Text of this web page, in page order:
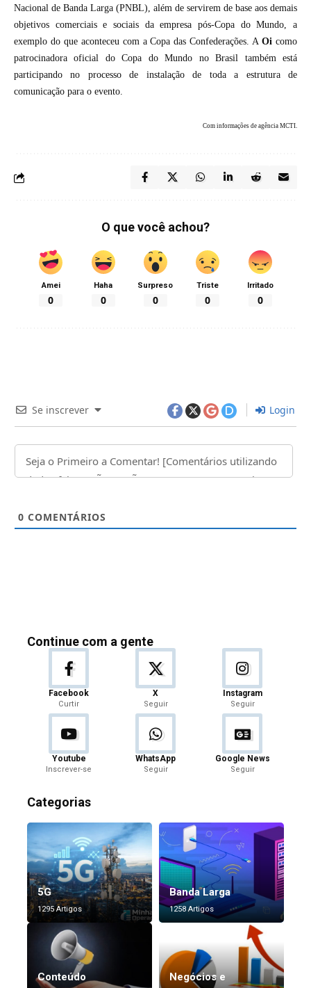
Nacional de Banda Larga (PNBL), além de servirem de base aos demais
objetivos comerciais e sociais da empresa pós-Copa do Mundo, a
exemplo do que aconteceu com a Copa das Confederações. AOi como
patrocinadora oficial do Copa do Mundo no Brasil também está
participando no processo de instalação de toda a estrutura de
comunicação para o evento.
Com informações de agência MCTI.
O que você achou?
Amei
0
Haha
0
Surpreso
0
Triste
0
Irritado
0
Se inscrever Login
0 COMENTÁRIOS
Continue com a gente
Facebook
Curtir
X
Seguir
Instagram
Seguir
Youtube
Inscrever-se
WhatsApp
Seguir
Google News
Seguir
Categorias
5G
1295 Artigos
Banda Larga
1258 Artigos
Conteúdo
Negócios e